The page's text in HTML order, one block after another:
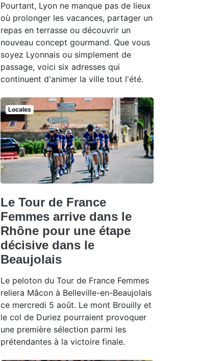
Pourtant, Lyon ne manque pas de lieux
où prolonger les vacances, partager un
repas en terrasse ou découvrir un
nouveau concept gourmand. Que vous
soyez Lyonnais ou simplement de
passage, voici six adresses qui
continuent d'animer la ville tout l'été.
Locales
Le Tour de France
Femmes arrive dans le
Rhône pour une étape
décisive dans le
Beaujolais
Le peloton du Tour de France Femmes
reliera Mâcon à Belleville-en-Beaujolais
ce mercredi 5 août. Le mont Brouilly et
le col de Duriez pourraient provoquer
une première sélection parmi les
prétendantes à la victoire finale.